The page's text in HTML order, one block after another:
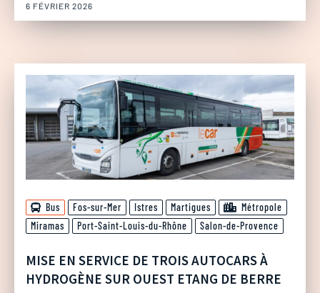
6 FÉVRIER 2026
Bus Fos-sur-Mer Istres Martigues
Métropole
Miramas
Port-Saint-Louis-du-Rhône Salon-de-Provence
MISE EN SERVICE DE TROIS AUTOCARS À
HYDROGÈNE SUR OUEST ETANG DE BERRE